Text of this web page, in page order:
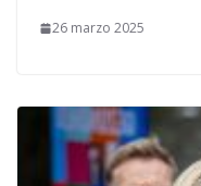
26 marzo 2025